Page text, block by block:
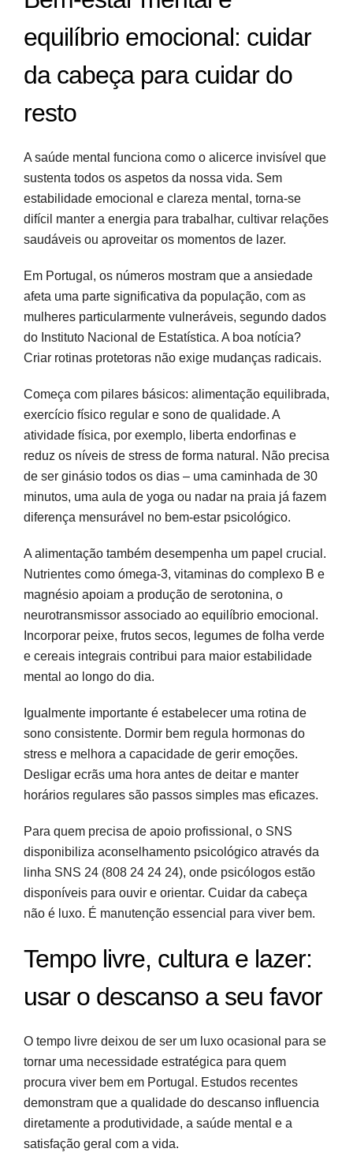
equilíbrio emocional: cuidar
da cabeça para cuidar do
resto
A saúde mental funciona como o alicerce invisível que
sustenta todos os aspetos da nossa vida. Sem
estabilidade emocional e clareza mental, torna-se
difícil manter a energia para trabalhar, cultivar relações
saudáveis ou aproveitar os momentos de lazer.
Em Portugal, os números mostram que a ansiedade
afeta uma parte significativa da população, com as
mulheres particularmente vulneráveis, segundo dados
do Instituto Nacional de Estatística. A boa notícia?
Criar rotinas protetoras não exige mudanças radicais.
Começa com pilares básicos: alimentação equilibrada,
exercício físico regular e sono de qualidade. A
atividade física, por exemplo, liberta endorfinas e
reduz os níveis de stress de forma natural. Não precisa
de ser ginásio todos os dias – uma caminhada de 30
minutos, uma aula de yoga ou nadar na praia já fazem
diferença mensurável no bem-estar psicológico.
A alimentação também desempenha um papel crucial.
Nutrientes como ómega-3, vitaminas do complexo B e
magnésio apoiam a produção de serotonina, o
neurotransmissor associado ao equilíbrio emocional.
Incorporar peixe, frutos secos, legumes de folha verde
e cereais integrais contribui para maior estabilidade
mental ao longo do dia.
Igualmente importante é estabelecer uma rotina de
sono consistente. Dormir bem regula hormonas do
stress e melhora a capacidade de gerir emoções.
Desligar ecrãs uma hora antes de deitar e manter
horários regulares são passos simples mas eficazes.
Para quem precisa de apoio profissional, o SNS
disponibiliza aconselhamento psicológico através da
linha SNS 24 (808 24 24 24), onde psicólogos estão
disponíveis para ouvir e orientar. Cuidar da cabeça
não é luxo. É manutenção essencial para viver bem.
Tempo livre, cultura e lazer:
usar o descanso a seu favor
O tempo livre deixou de ser um luxo ocasional para se
tornar uma necessidade estratégica para quem
procura viver bem em Portugal. Estudos recentes
demonstram que a qualidade do descanso influencia
diretamente a produtividade, a saúde mental e a
satisfação geral com a vida.